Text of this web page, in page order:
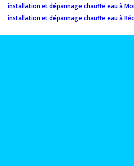
installation et dépannage chauffe eau à
installation et dépannage chauffe eau à